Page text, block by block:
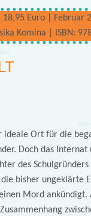
18,95 Euro |
Komina | ISBN:
Ort für die
Doch das
des
bisher ungeklärte
Mord ankündigt.